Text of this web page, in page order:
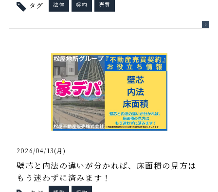
タグ 法律 契約 売買
2026/04/13(月)
壁芯と内法の違いが分かれば、床面積の見方は
もう迷わずに済みます！